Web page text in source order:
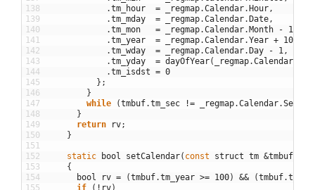
138
139
140
141
142
143
144
145
146
147
148
149
150
151
152
153
154
155
.tm_hour = _regmap.Calendar.Hour ,
.tm_mday = _regmap.Calendar.Date ,
.tm_mon = _regmap.Calendar.Month - 1
.tm_year = _regmap.Calendar.Year + 100
.tm_wday = _regmap.Calendar.Day - 1 ,
.tm_yday = dayOfYear( _regmap.Calendar
.tm_isdst = 0
} ;
}
while
(tmbuf.tm_sec != _regmap.Calendar.
}
return
rv;
}
static bool setCalendar( const struct tm &tmbuf
{
bool
rv = (tmbuf.tm_year >= 100) && (tmbuf.
if
( ! rv)